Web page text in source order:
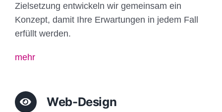
Zielsetzung entwickeln wir gemeinsam ein
Konzept, damit Ihre Erwartungen in jedem Fall
erfüllt werden.
mehr
Web-Design